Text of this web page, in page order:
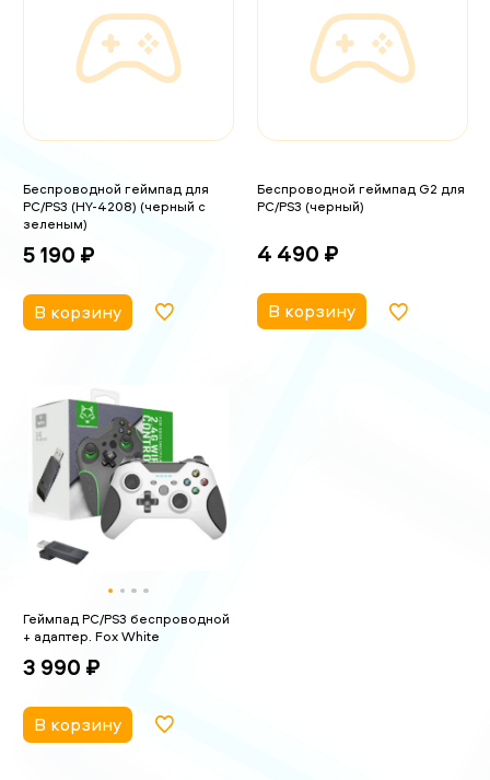
Беспроводной геймпад для
PC/PS3 (HY-4208) (черный с
зеленым)
5 190 ₽
В корзину
Беспроводной геймпад G2 для
PC/PS3 (черный)
4 490 ₽
В корзину
Геймпад PC/PS3 беспроводной
+ адаптер. Fox White
3 990 ₽
В корзину